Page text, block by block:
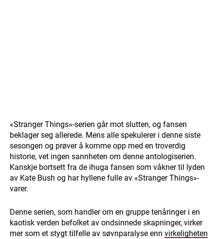
«Stranger Things»-serien går mot slutten, og fansen
beklager seg allerede. Mens alle spekulerer i denne siste
sesongen og prøver å komme opp med en troverdig
historie, vet ingen sannheten om denne antologiserien.
Kanskje bortsett fra de ihuga fansen som våkner til lyden
av Kate Bush og har hyllene fulle av «Stranger Things»-
varer.
Denne serien, som handler om en gruppe tenåringer i en
kaotisk verden befolket av ondsinnede skapninger, virker
mer som et stygt tilfelle av søvnparalyse enn virkeligheten